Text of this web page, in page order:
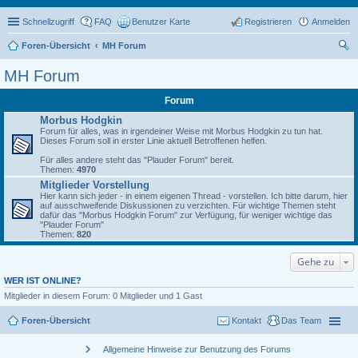
Schnellzugriff FAQ Benutzer Karte Anmelden
Registrieren
Foren-Übersicht
MH Forum
MH Forum
Forum
Morbus Hodgkin
Forum für alles, was in irgendeiner Weise mit Morbus Hodgkin zu tun hat.
Dieses Forum soll in erster Linie aktuell Betroffenen helfen.
Für alles andere steht das "Plauder Forum" bereit.
Themen: 4970
Mitglieder Vorstellung
Hier kann sich jeder - in einem eigenen Thread - vorstellen. Ich bitte darum, hier
auf ausschweifende Diskussionen zu verzichten. Für wichtige Themen steht
dafür das "Morbus Hodgkin Forum" zur Verfügung, für weniger wichtige das
"Plauder Forum"
Themen: 820
Gehe zu
WER IST ONLINE?
Mitglieder in diesem Forum: 0 Mitglieder und 1 Gast
Foren-Übersicht Das Team
Kontakt
chevron_right Allgemeine Hinweise zur Benutzung des Forums